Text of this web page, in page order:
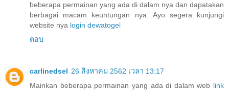
beberapa permainan yang ada di dalam nya dan dapatakan
berbagai macam keuntungan nya. Ayo segera kunjungi
website nya login dewatogel
ตอบ
carlinedsel 26 สิงหาคม 2562 เวลา 13:17
Mainkan beberapa permainan yang ada di dalam web link